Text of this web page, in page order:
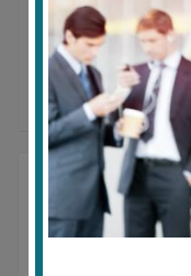
قفازات و معدات طبيه